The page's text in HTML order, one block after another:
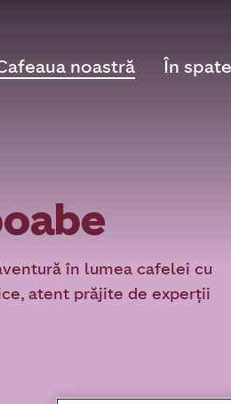
noastră În
în lumea cafelei cu
atent prăjite de experții